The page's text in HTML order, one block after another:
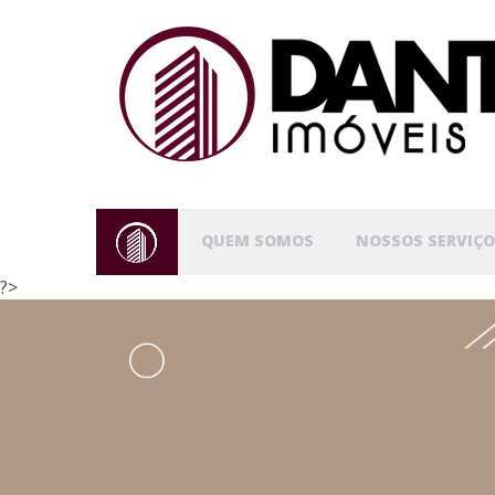
QUEM SOMOS NOSSOS
?>